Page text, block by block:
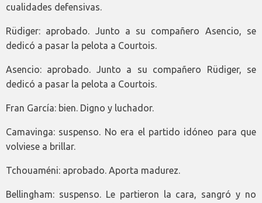
cualidades defensivas.
Rüdiger: aprobado. Junto a su compañero Asencio, se
dedicó a pasar la pelota a Courtois.
Asencio: aprobado. Junto a su compañero Rüdiger, se
dedicó a pasar la pelota a Courtois.
Fran García: bien. Digno y luchador.
Camavinga: suspenso. No era el partido idóneo para que
volviese a brillar.
Tchouaméni: aprobado. Aporta madurez.
Bellingham: suspenso. Le partieron la cara, sangró y no